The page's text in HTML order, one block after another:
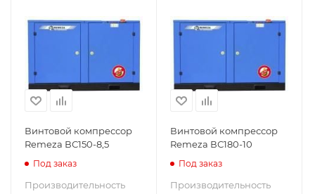
Винтовой компрессор
Remeza ВС150-8,5
Под заказ
Производительность
Винтовой компрессор
Remeza ВС180-10
Под заказ
Производительность